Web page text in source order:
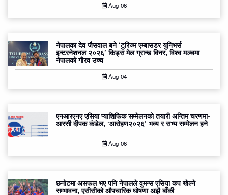
Aug-06
नेपालका देव जैसवाल बने ‘टुरिज्म एम्बासडर युनिभर्स
इन्टरनेशनल २०२६’ किड्स मेल ग्रान्ड विनर, विश्व मञ्चमा
नेपालको गौरव उच्च
Aug-04
एनआरएनए एसिया प्याशिफिक सम्मेलनको तयारी अन्तिम चरणमा-
आरसी दीपक कंडेल, ‘आरोहण२०२६’ भव्य र सभ्य सम्मेलन हुने
Aug-06
छनोटमा असफल भए पनि नेपालले वुमन्स एसिया कप खेल्ने
सम्भावना, एसीसीको औपचारिक घोषणा अझै बाँकी